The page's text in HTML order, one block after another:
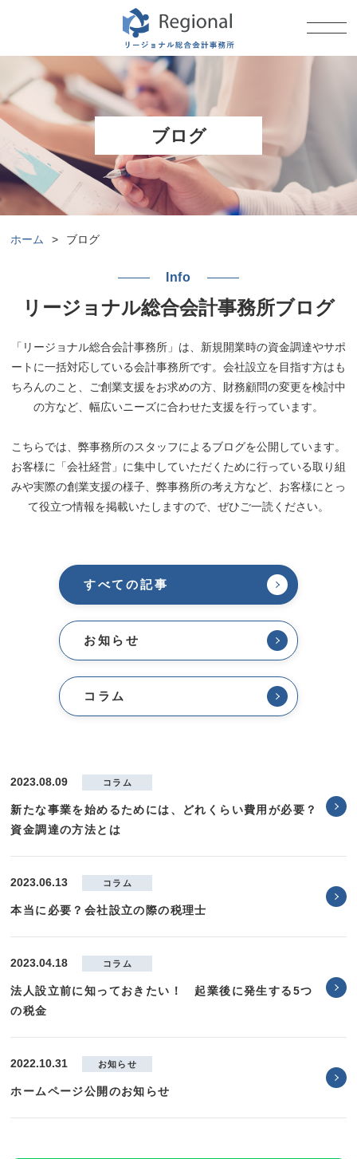
ブログ
ホーム > ブログ
Info
リージョナル総合会計事務所ブログ
「リージョナル総合会計事務所」は、新規開業時の資金調達やサポ
ートに一括対応している会計事務所です。会社設立を目指す方はも
ちろんのこと、ご創業支援をお求めの方、財務顧問の変更を検討中
の方など、幅広いニーズに合わせた支援を行っています。
こちらでは、弊事務所のスタッフによるブログを公開しています。
お客様に「会社経営」に集中していただくために行っている取り組
みや実際の創業支援の様子、弊事務所の考え方など、お客様にとっ
て役立つ情報を掲載いたしますので、ぜひご一読ください。
すべての記事
お知らせ
コラム
2023.08.09 コラム
新たな事業を始めるためには、どれくらい費用が必要？
資金調達の方法とは
2023.06.13 コラム
本当に必要？会社設立の際の税理士
2023.04.18 コラム
法人設立前に知っておきたい！ 起業後に発生する5つ
の税金
2022.10.31 お知らせ
ホームページ公開のお知らせ